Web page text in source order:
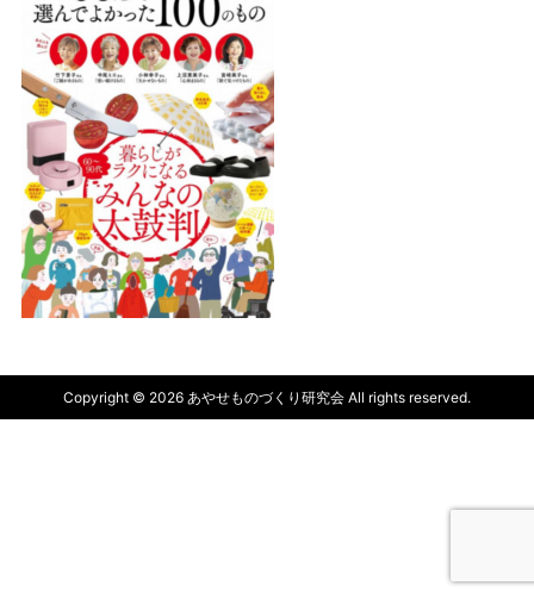
Copyright © 2026 あやせものづくり研究会 All rights reserved.